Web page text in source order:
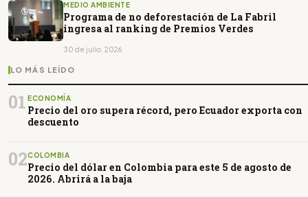
MEDIO AMBIENTE
Programa de no deforestación de La Fabril
ingresa al ranking de Premios Verdes
30 de julio, 2026
LO MÁS LEÍDO
01 ECONOMÍA
Precio del oro supera récord, pero Ecuador exporta con
descuento
02COLOMBIA
Precio del dólar en Colombia para este 5 de agosto de
2026. Abrirá a la baja